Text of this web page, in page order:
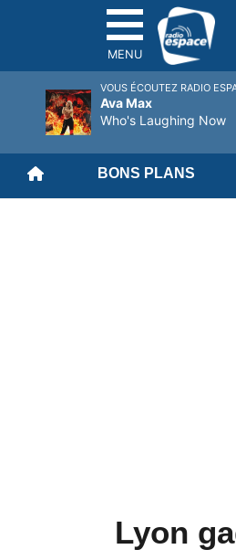
MENU
BONS PLANS
Lyon
VOUS ÉCOUTEZ RADIO
Ava Max
Who's Laughing Now